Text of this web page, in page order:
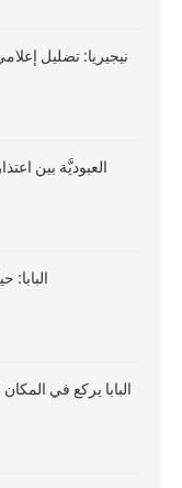
نيجيريا: تضليل
العبوديَّة بين
البابا:
البابا يركع في